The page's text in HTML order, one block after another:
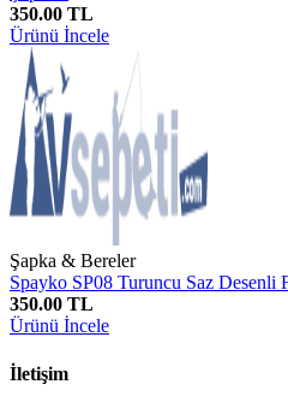
350.00 TL
Ürünü İncele
Şapka & Bereler
Spayko SP08 Turuncu Saz Desenli
350.00 TL
Ürünü İncele
İletişim